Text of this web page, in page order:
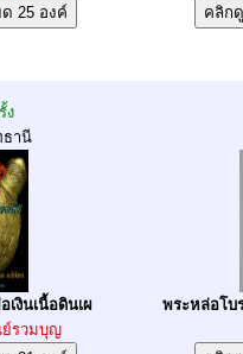
ง
านี
เงินเนื้อดินเผ
รวมบุญ
พระหล่อโบ